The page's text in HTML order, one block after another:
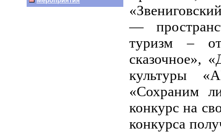
—
туризм –
сказочное»,
культуры «
«Сохраним
конкурс на
конкурса